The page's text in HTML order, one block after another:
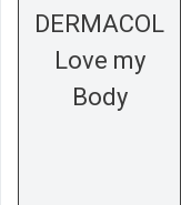
DERMACOL
Love my
Body